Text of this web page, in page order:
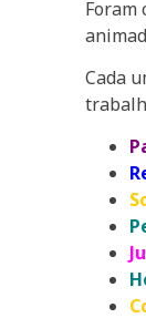
Foram
Cada